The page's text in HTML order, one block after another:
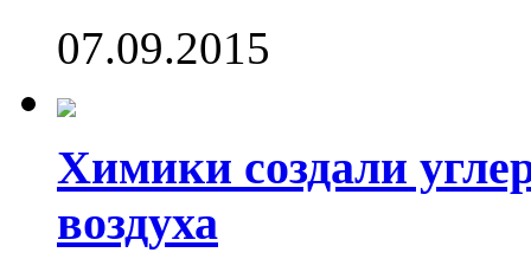
07.09.2015
Химики создали
воздуха